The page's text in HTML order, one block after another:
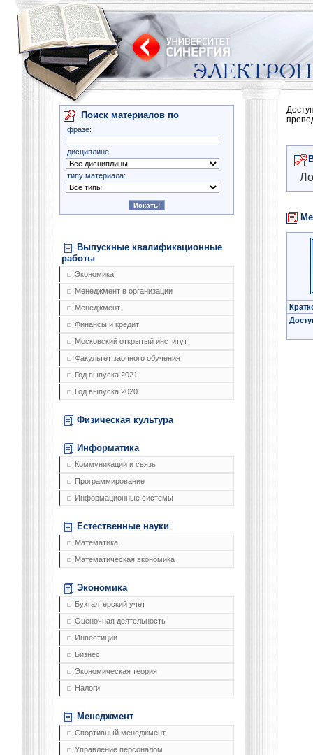
Поиск материалов по
фразе:
дисциплине:
типу материала:
Выпускные квалификационные
работы
Экономика
Менеджмент в организации
Менеджмент
Финансы и кредит
Московский открытый институт
Факультет заочного обучения
Год выпуска 2021
Год выпуска 2020
Физическая культура
Информатика
Коммуникации и связь
Программирование
Информационные системы
Естественные науки
Математика
Математическая экономика
Экономика
Бухгалтерский учет
Оценочная деятельность
Инвестиции
Бизнес
Экономическая теория
Налоги
Менеджмент
Спортивный менеджмент
Управление персоналом